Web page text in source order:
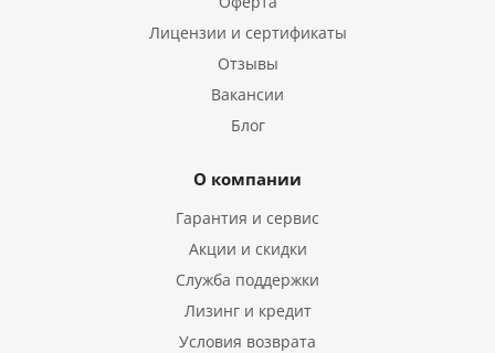
Лицензии и сертификаты
Отзывы
Вакансии
Блог
О компании
Гарантия и сервис
Акции и скидки
Служба поддержки
Лизинг и кредит
Условия возврата